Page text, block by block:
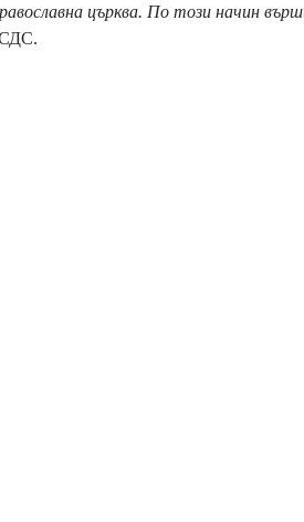
църква. По този начин
СДС.